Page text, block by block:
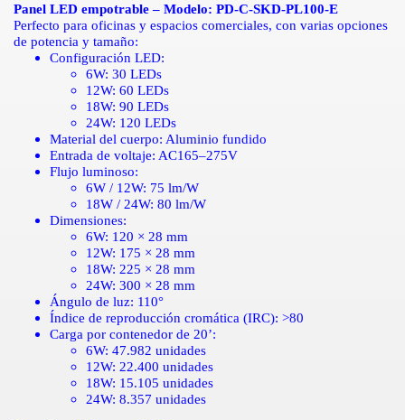
Panel LED empotrable – Modelo: PD-C-SKD-PL100-E
Perfecto para oficinas y espacios comerciales, con varias opciones
de potencia y tamaño:
Configuración LED:
6W: 30 LEDs
12W: 60 LEDs
18W: 90 LEDs
24W: 120 LEDs
Material del cuerpo: Aluminio fundido
Entrada de voltaje: AC165–275V
Flujo luminoso:
6W / 12W: 75 lm/W
18W / 24W: 80 lm/W
Dimensiones:
6W: 120 × 28 mm
12W: 175 × 28 mm
18W: 225 × 28 mm
24W: 300 × 28 mm
Ángulo de luz: 110°
Índice de reproducción cromática (IRC): >80
Carga por contenedor de 20’:
6W: 47.982 unidades
12W: 22.400 unidades
18W: 15.105 unidades
24W: 8.357 unidades